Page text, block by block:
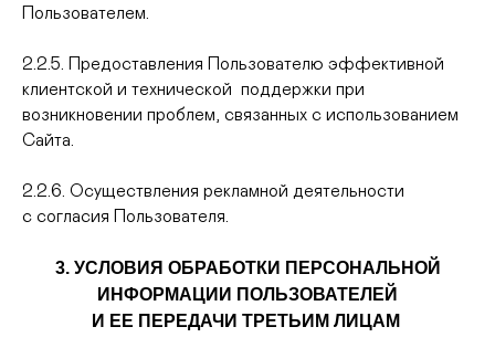
Пользователем.
2.2.5. Предоставления Пользователю эффективной
клиентской и технической поддержки при
возникновении проблем, связанных с использованием
Сайта.
2.2.6. Осуществления рекламной деятельности
с согласия Пользователя.
3. УСЛОВИЯ ОБРАБОТКИ ПЕРСОНАЛЬНОЙ
ИНФОРМАЦИИ ПОЛЬЗОВАТЕЛЕЙ
И ЕЕ ПЕРЕДАЧИ ТРЕТЬИМ ЛИЦАМ